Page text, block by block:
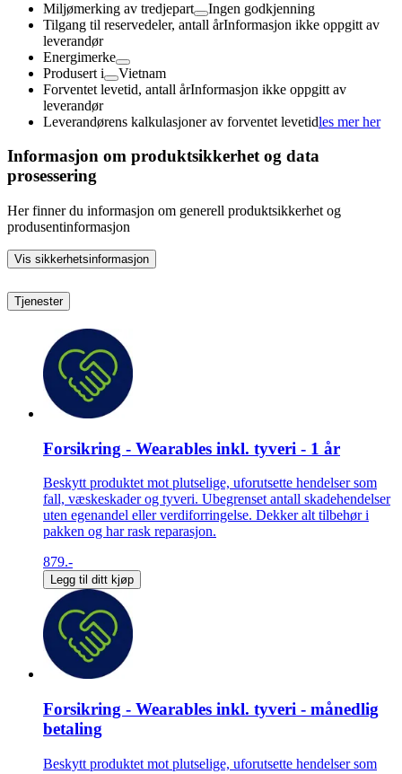
Miljømerking av tredjepart
Ingen godkjenning
Tilgang til reservedeler, antall årInformasjon ikke oppgitt av
leverandør
Energimerke
Produsert i
Vietnam
Forventet levetid, antall årInformasjon ikke oppgitt av
leverandør
Leverandørens kalkulasjoner av forventet levetidles mer her
Informasjon om produktsikkerhet og data
prosessering
Her finner du informasjon om generell produktsikkerhet og
produsentinformasjon
Vis sikkerhetsinformasjon
Tjenester
Forsikring - Wearables inkl. tyveri - 1 år
Beskytt produktet mot plutselige, uforutsette hendelser som
fall, væskeskader og tyveri. Ubegrenset antall skadehendelser
uten egenandel eller verdiforringelse. Dekker alt tilbehør i
pakken og har rask reparasjon.
879.-
Legg til ditt kjøp
Forsikring - Wearables inkl. tyveri - månedlig
betaling
Beskytt produktet mot plutselige, uforutsette hendelser som